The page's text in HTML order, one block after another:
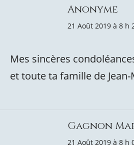
Anonyme
21 Août 2019 à 8 h
Mes sincères
et toute ta famille de
Gagnon
21 Août 2019 à 8 h